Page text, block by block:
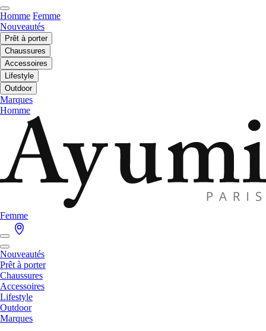
Homme Femme
Nouveautés
Prêt à porter
Chaussures
Accessoires
Lifestyle
Outdoor
Marques
Homme
Femme
Nouveautés
Prêt à porter
Chaussures
Accessoires
Lifestyle
Outdoor
Marques